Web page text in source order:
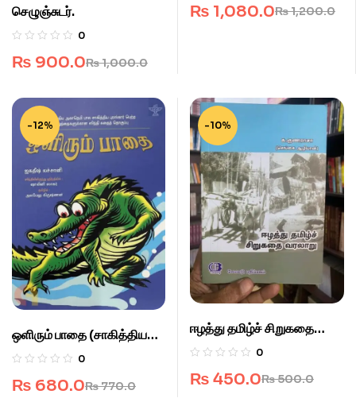
செழுஞ்சுடர்.
0
₨1,000.0
₨ 900.0
₨1,200.0
₨ 1,080.0
-12%
ஒளிரும் பாதை (சாகித்திய
அகாடெமி)
0
₨770.0
₨ 680.0
-10%
ஈழத்து தமிழ்ச் சிறுகதை
வரலாறு.
0
₨500.0
₨ 450.0